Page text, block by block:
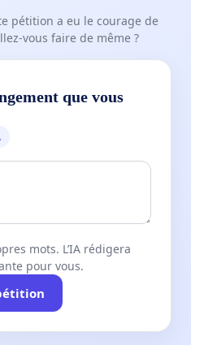
pétition a eu le courage de
vous faire de même ?
que vous
mots. L’IA rédigera
pour vous.